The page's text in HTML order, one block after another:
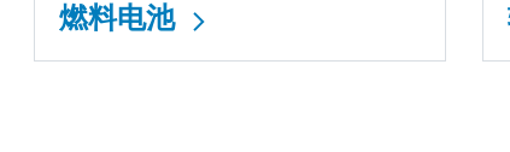
燃料电池